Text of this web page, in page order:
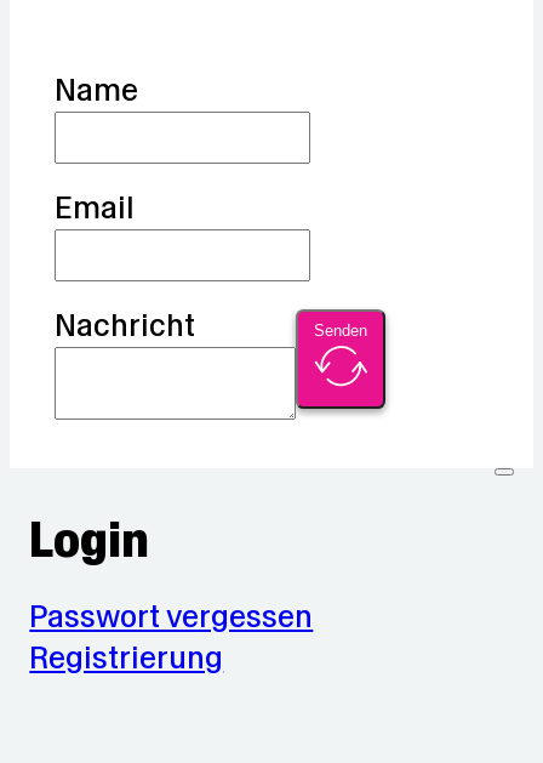
Name
Email
Nachricht Senden
Login
Passwort vergessen
Registrierung